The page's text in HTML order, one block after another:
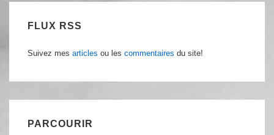
FLUX RSS
Suivez mes articles ou les commentaires du site!
PARCOURIR